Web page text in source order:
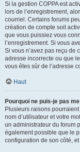
Si la gestion COPPA est
lors de l’enregistrement,
courriel. Certains forums
création de compte soit
que vous puissiez vous
l’enregistrement. Si vous
Si vous n’avez pas reçu de
adresse incorrecte ou que
vous êtes sûr de l’adresse
Haut
Pourquoi ne puis-je pas
Plusieurs raisons
nom d’utilisateur et votre
un administrateur du forum
également possible que le
configuration de son côté,